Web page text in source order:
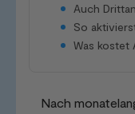
Auch
So
Was kostet
Nach